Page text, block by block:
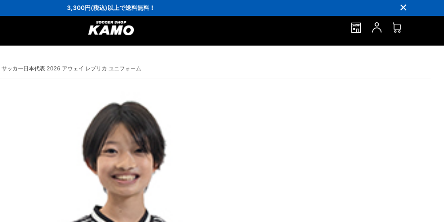
ポイント還元率5％！プレミア会員は7％
会員の方にはお誕生月に「10％OFFクーポン」プレゼント！
16,000円(税込)以上でシューズケースプレゼント！
3,300円(税込)以上で送料無料！
サッカー日本代表 2026 アウェイ レプリカ ユニフォーム